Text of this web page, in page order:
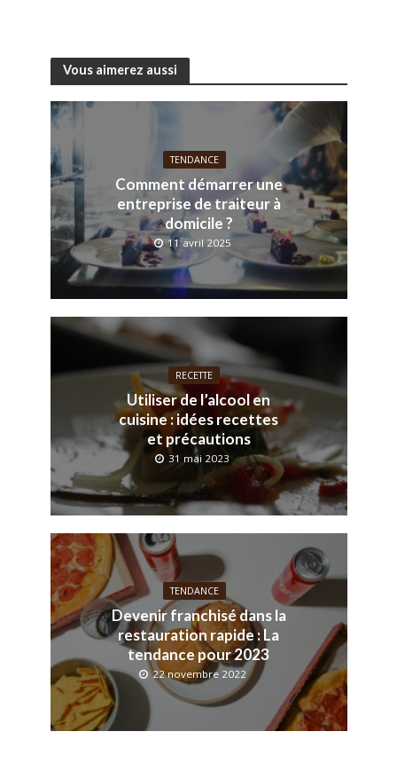
Vous aimerez aussi
TENDANCE
Comment démarrer une
entreprise de traiteur à
domicile ?
11 avril 2025
RECETTE
Utiliser de l’alcool en
cuisine : idées recettes
et précautions
31 mai 2023
TENDANCE
Devenir franchisé dans la
restauration rapide : La
tendance pour 2023
22 novembre 2022